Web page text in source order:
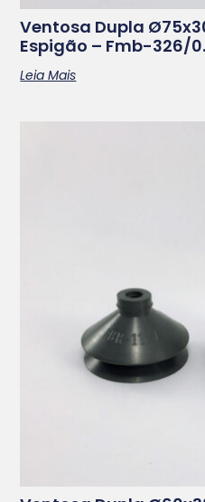
Ventosa Dupla
Espigão – Fmb-326/
Leia Mais